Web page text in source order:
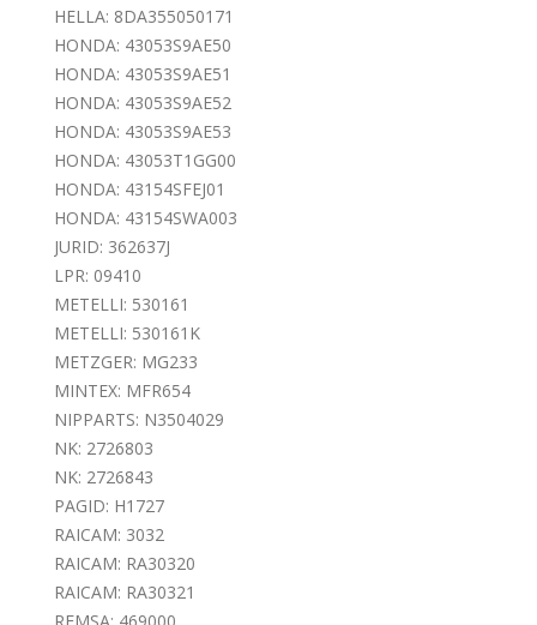
HELLA: 8DA355050171
HONDA: 43053S9AE50
HONDA: 43053S9AE51
HONDA: 43053S9AE52
HONDA: 43053S9AE53
HONDA: 43053T1GG00
HONDA: 43154SFEJ01
HONDA: 43154SWA003
JURID: 362637J
LPR: 09410
METELLI: 530161
METELLI: 530161K
METZGER: MG233
MINTEX: MFR654
NIPPARTS: N3504029
NK: 2726803
NK: 2726843
PAGID: H1727
RAICAM: 3032
RAICAM: RA30320
RAICAM: RA30321